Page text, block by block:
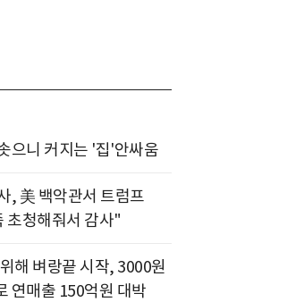
으니 커지는 '집'안싸움
, 美 백악관서 트럼프
초청해줘서 감사"
해 벼랑끝 시작, 3000원
연매출 150억원 대박